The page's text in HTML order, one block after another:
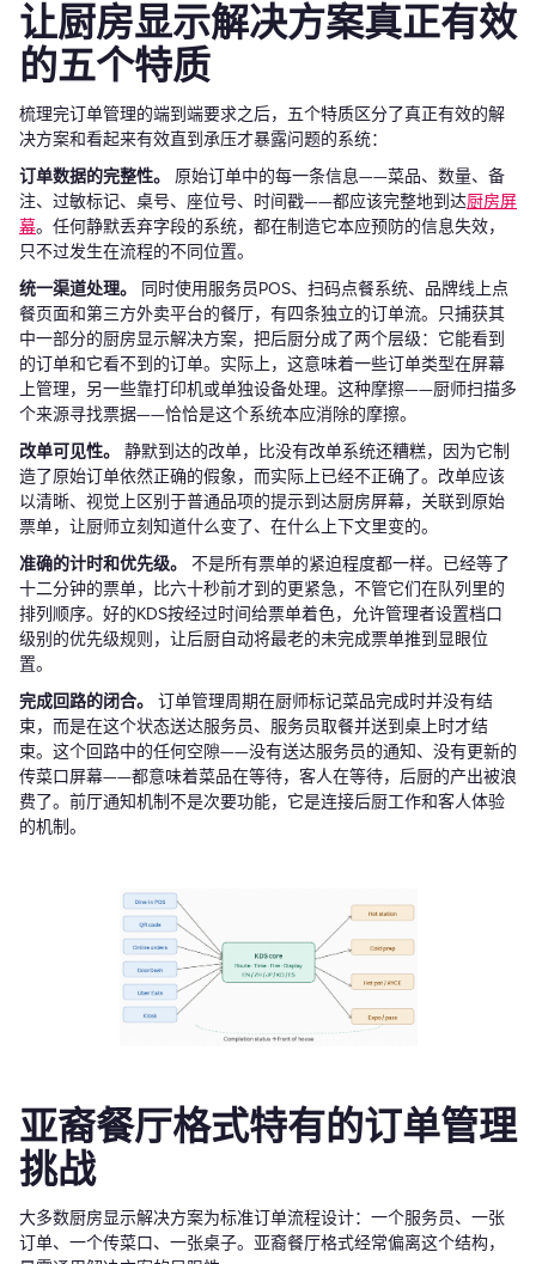
让厨房显示解决方案真正有效
的五个特质
梳理完订单管理的端到端要求之后，五个特质区分了真正有效的解
决方案和看起来有效直到承压才暴露问题的系统：
订单数据的完整性。
原始订单中的每一条信息——菜品、数量、备
注、过敏标记、桌号、座位号、时间戳——都应该完整地到达厨房屏
幕。任何静默丢弃字段的系统，都在制造它本应预防的信息失效，
只不过发生在流程的不同位置。
统一渠道处理。
同时使用服务员POS、扫码点餐系统、品牌线上点
餐页面和第三方外卖平台的餐厅，有四条独立的订单流。只捕获其
中一部分的厨房显示解决方案，把后厨分成了两个层级：它能看到
的订单和它看不到的订单。实际上，这意味着一些订单类型在屏幕
上管理，另一些靠打印机或单独设备处理。这种摩擦——厨师扫描多
个来源寻找票据——恰恰是这个系统本应消除的摩擦。
改单可见性。
静默到达的改单，比没有改单系统还糟糕，因为它制
造了原始订单依然正确的假象，而实际上已经不正确了。改单应该
以清晰、视觉上区别于普通品项的提示到达厨房屏幕，关联到原始
票单，让厨师立刻知道什么变了、在什么上下文里变的。
准确的计时和优先级。
不是所有票单的紧迫程度都一样。已经等了
十二分钟的票单，比六十秒前才到的更紧急，不管它们在队列里的
排列顺序。好的KDS按经过时间给票单着色，允许管理者设置档口
级别的优先级规则，让后厨自动将最老的未完成票单推到显眼位
置。
完成回路的闭合。
订单管理周期在厨师标记菜品完成时并没有结
束，而是在这个状态送达服务员、服务员取餐并送到桌上时才结
束。这个回路中的任何空隙——没有送达服务员的通知、没有更新的
传菜口屏幕——都意味着菜品在等待，客人在等待，后厨的产出被浪
费了。前厅通知机制不是次要功能，它是连接后厨工作和客人体验
的机制。
亚裔餐厅格式特有的订单管理
挑战
大多数厨房显示解决方案为标准订单流程设计：一个服务员、一张
订单、一个传菜口、一张桌子。亚裔餐厅格式经常偏离这个结构，